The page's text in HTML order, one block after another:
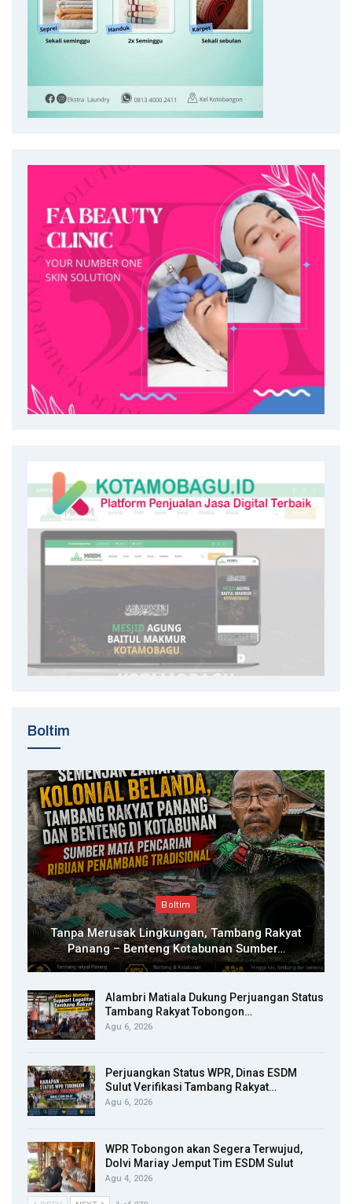
Boltim
Boltim
Tanpa Merusak Lingkungan, Tambang Rakyat
Panang – Benteng Kotabunan Sumber…
Alambri Matiala Dukung Perjuangan Status
Tambang Rakyat Tobongon…
Agu 6, 2026
Perjuangkan Status WPR, Dinas ESDM
Sulut Verifikasi Tambang Rakyat…
Agu 6, 2026
WPR Tobongon akan Segera Terwujud,
Dolvi Mariay Jemput Tim ESDM Sulut
Agu 4, 2026